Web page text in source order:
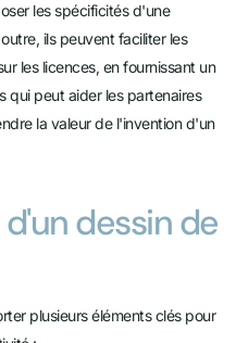
les spécificités d'une
ils peuvent faciliter les
les licences, en fournissant un
qui peut aider les partenaires
la valeur de l'invention d'un
dessin de
plusieurs éléments clés pour